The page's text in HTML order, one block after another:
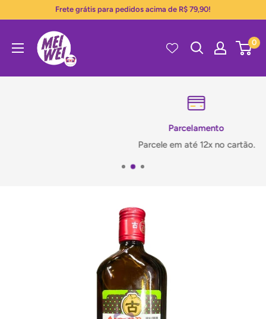
Frete grátis para pedidos acima de R$ 79,90!
Mei
Wei
0
Parcelamento
Parcele em até 12x no cartão.